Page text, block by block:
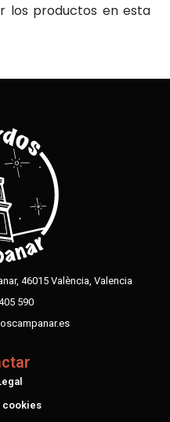
los productos en esta
46015 València, Valencia
590
cookies